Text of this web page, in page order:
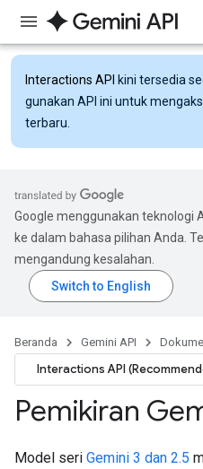
Interactions API kini tersedia
gunakan API ini untuk
terbaru.
Google menggunakan teknologi
ke dalam bahasa pilihan Anda.
mengandung kesalahan.
Beranda Gemini API
Interactions API
Pemikiran
Model seri Gemini 3 dan 2.5